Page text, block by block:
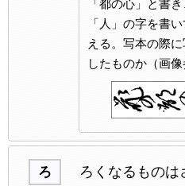
「都の心」と書
「人」の字を書
える。写本の際
したものか（画像
ろ ろくなるものは